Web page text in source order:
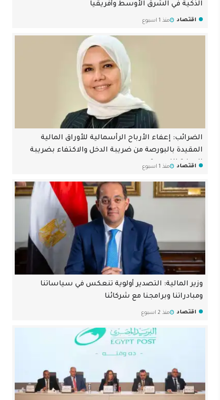
الذكية في الشرق الأوسط وأفريقيا
اقتصاد منذ 1 اسبوع
الضرائب: إعفاء الأرباح الرأسمالية للأوراق المالية
المقيدة بالبورصة من ضريبة الدخل والاكتفاء بضريبة
الدمغة النسبية
اقتصاد منذ 1 اسبوع
وزير المالية: التصدير أولوية تنعكس في سياساتنا
ومبادراتنا وبرامجنا مع شركائنا
اقتصاد منذ 2 اسبوع